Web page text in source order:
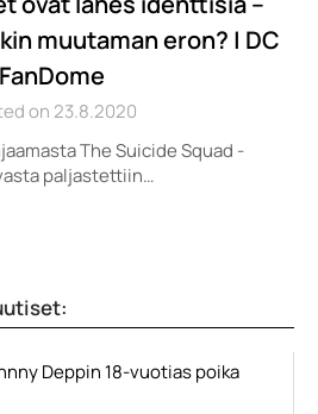
muutaman eron? | DC
FanDome
on 23.8.2020
The Suicide Squad -
paljastettiin…